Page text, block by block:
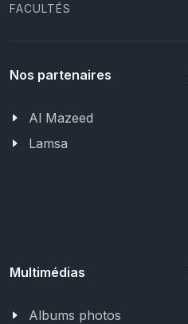
FACULTÉS
Nos partenaires
Al Mazeed
Lamsa
Multimédias
Albums photos